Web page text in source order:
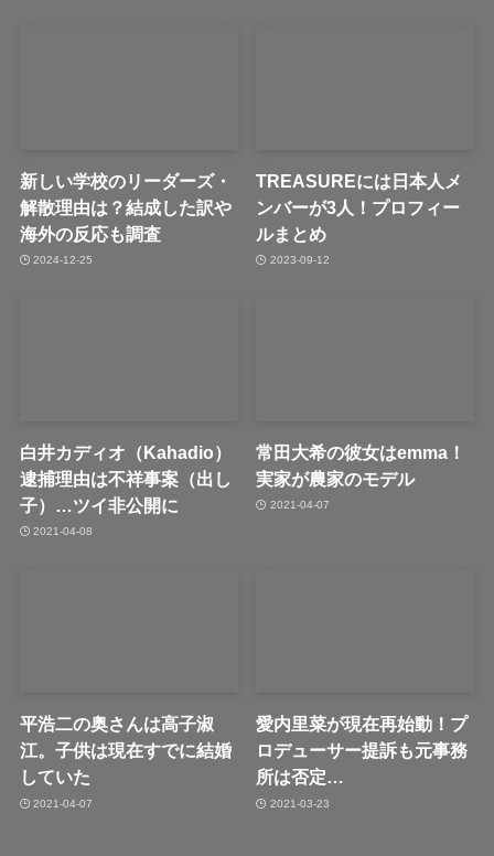
新しい学校のリーダーズ・
解散理由は？結成した訳や
海外の反応も調査
2024-12-25
TREASUREには日本人メ
ンバーが3人！プロフィー
ルまとめ
2023-09-12
白井カディオ（Kahadio）
逮捕理由は不祥事案（出し
子）…ツイ非公開に
2021-04-08
常田大希の彼女はemma！
実家が農家のモデル
2021-04-07
平浩二の奥さんは高子淑
江。子供は現在すでに結婚
していた
2021-04-07
愛内里菜が現在再始動！プ
ロデューサー提訴も元事務
所は否定…
2021-03-23